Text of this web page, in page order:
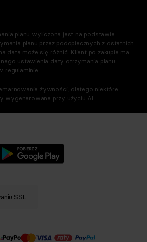
planu wyliczona jest na podstawie
planu przez podopiecznych z ostatnich
data może się różnić. Klient po zakupie ma
ustawienia daty otrzymania planu.
regulaminie.
żywności, dlatego niektóre
wygenerowane przy użyciu AI.
SSL